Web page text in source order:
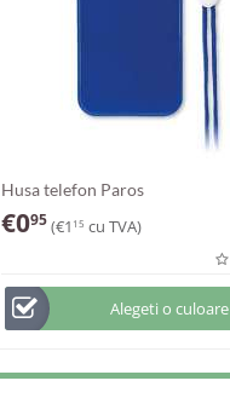
Husa telefon Paros
€095(€1 15 cu TVA)
Alegeti o culoare